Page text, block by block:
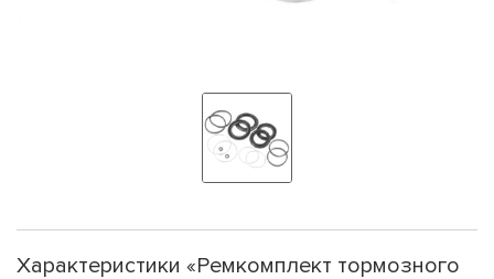
Характеристики «Ремкомплект тормозного